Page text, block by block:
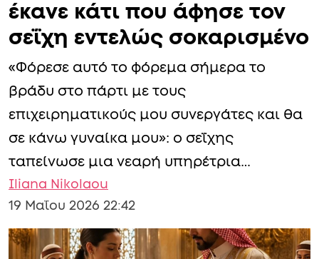
έκανε κάτι που άφησε τον
σεΐχη εντελώς σοκαρισμένο
«Φόρεσε αυτό το φόρεμα σήμερα το
βράδυ στο πάρτι με τους
επιχειρηματικούς μου συνεργάτες και θα
σε κάνω γυναίκα μου»: ο σεΐχης
ταπείνωσε μια νεαρή υπηρέτρια…
Iliana Nikolaou
19 Μαΐου 2026 22:42